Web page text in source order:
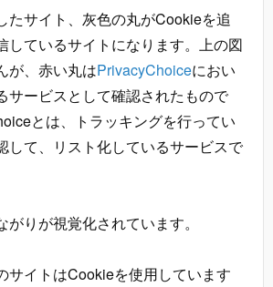
たサイト、灰色の丸がCookieを追
しているサイトになります。上の図
が、赤い丸はPrivacyChoiceにおい
サービスとして確認されたもので
とは、トラッキングを行ってい
して、リスト化しているサービスで
りが視覚化されています。
サイトはCookieを使用しています